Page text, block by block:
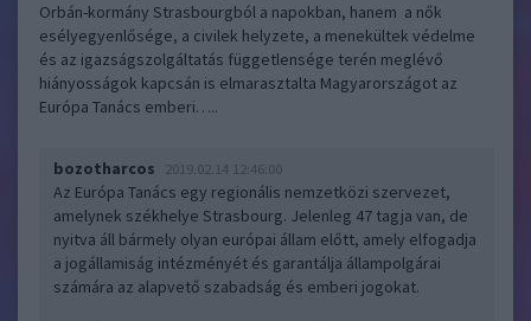
Orbán-kormány Strasbourgból a napokban, hanem a nők
esélyegyenlősége, a civilek helyzete, a menekültek védelme
és az igazságszolgáltatás függetlensége terén meglévő
hiányosságok kapcsán is elmarasztalta Magyarországot az
Európa Tanács emberi…..
bozotharcos 2019.02.14 12:46:00
Az Európa Tanács egy regionális nemzetközi szervezet,
amelynek székhelye Strasbourg. Jelenleg 47 tagja van, de
nyitva áll bármely olyan európai állam előtt, amely elfogadja
a jogállamiság intézményét és garantálja állampolgárai
számára az alapvető szabadság és emberi jogokat.